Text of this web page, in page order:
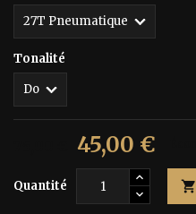
Tonalité
45,00 €
Quantité 